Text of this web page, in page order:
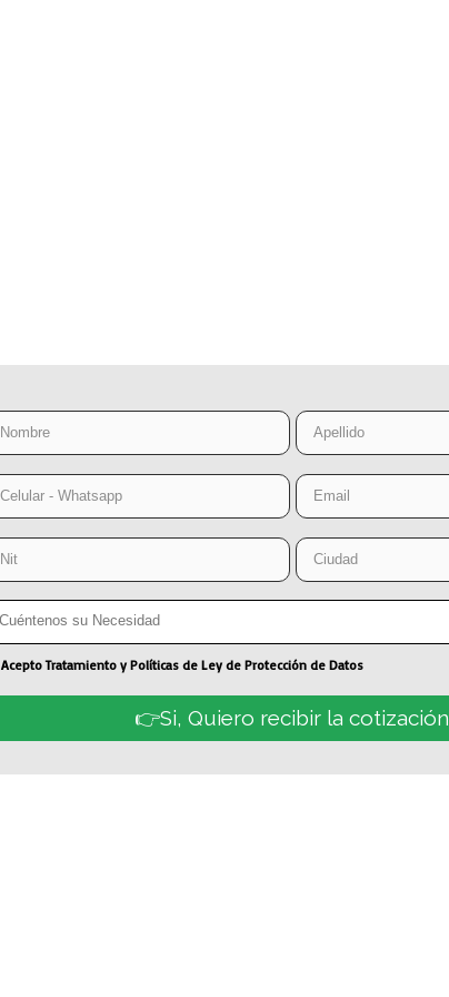
Acepto Tratamiento y Políticas de Ley de Protección de Datos
👉Si, Quiero recibir la cotización